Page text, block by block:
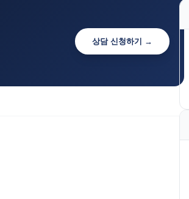
상담 신청하기 →